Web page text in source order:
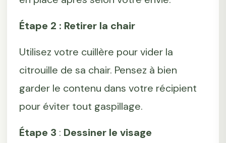
Étape 2 : Retirer la chair
Utilisez votre cuillère pour vider la
citrouille de sa chair. Pensez à bien
garder le contenu dans votre récipient
pour éviter tout gaspillage.
Étape 3 : Dessiner le visage